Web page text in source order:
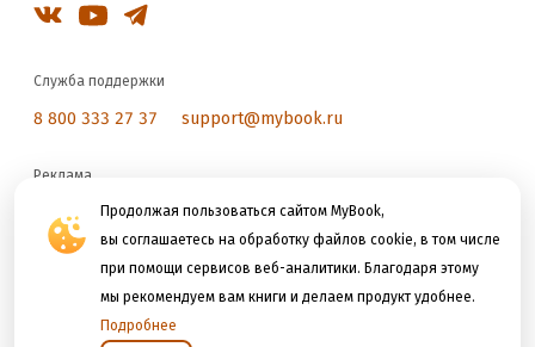
Продолжая пользоваться сайтом MyBook,
вы соглашаетесь на обработку файлов cookie, в том числе
при помощи сервисов веб-аналитики. Благодаря этому
мы рекомендуем вам книги и делаем продукт удобнее.
Подробнее
Служба поддержки
8 800 333 27 37 support@mybook.ru
Реклама
reklama@litres.ru
Мы принимаем к оплате